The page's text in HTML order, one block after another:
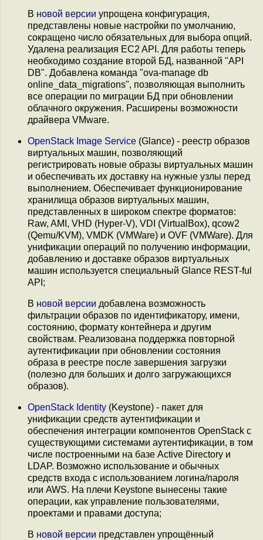
В новой версии упрощена конфигурация,
представлены новые настройки по умолчанию,
сокращено число обязательных для выбора опций.
Удалена реализация EC2 API. Для работы теперь
необходимо создание второй БД, названной "API
DB". Добавлена команда "ova-manage db
online_data_migrations", позволяющая выполнить
все операции по миграции БД при обновлении
облачного окружения. Расширены возможности
драйвера VMware.
OpenStack Image Service (Glance) - реестр образов
виртуальных машин, позволяющий
регистрировать новые образы виртуальных машин
и обеспечивать их доставку на нужные узлы перед
выполнением. Обеспечивает функционирование
хранилища образов виртуальных машин,
представленных в широком спектре форматов:
Raw, AMI, VHD (Hyper-V), VDI (VirtualBox), qcow2
(Qemu/KVM), VMDK (VMWare) и OVF (VMWare). Для
унификации операций по получению информации,
добавлению и доставке образов виртуальных
машин используется специальный Glance REST-ful
API;
В новой версии добавлена возможность
фильтрации образов по идентификатору, имени,
состоянию, формату контейнера и другим
свойствам. Реализована поддержка повторной
аутентификации при обновлении состояния
образа в реестре после завершения загрузки
(полезно для больших и долго загружающихся
образов).
OpenStack Identity (Keystone) - пакет для
унификации средств аутентификации и
обеспечения интеграции компонентов OpenStack с
существующими системами аутентификации, в том
числе построенными на базе Active Directory и
LDAP. Возможно использование и обычных
средств входа с использованием логина/пароля
или AWS. На плечи Keystone вынесены такие
операции, как управление пользователями,
проектами и правами доступа;
В новой версии представлен упрощённый